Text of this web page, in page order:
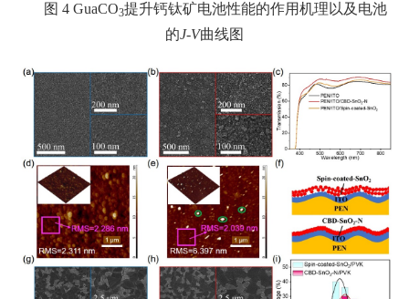
图 4 GuaCO3提升钙钛矿电池性能的作用机理以及电池
的J-V曲线图